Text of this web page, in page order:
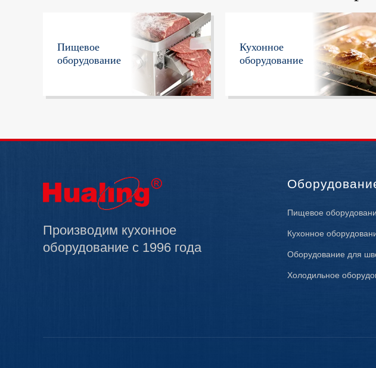
Пищевое
оборудование
Кухонное
оборудование
Производим кухонное
оборудование с 1996 года
Пищевое
Кухонное
Оборудование для
Холодильное